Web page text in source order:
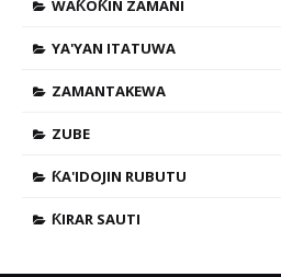
WAƘOƘIN ZAMANI
YA'YAN ITATUWA
ZAMANTAKEWA
ZUBE
ƘA'IDOJIN RUBUTU
ƘIRAR SAUTI